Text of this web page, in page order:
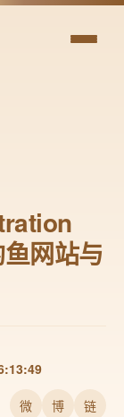
网站与
微 博 链